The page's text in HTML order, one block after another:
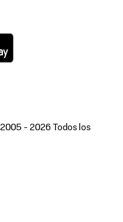
2005 - 2026 Todos los